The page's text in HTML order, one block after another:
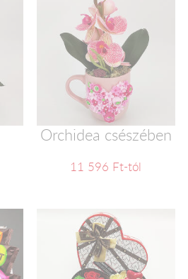
Orchidea csészében
11 596 Ft-tól